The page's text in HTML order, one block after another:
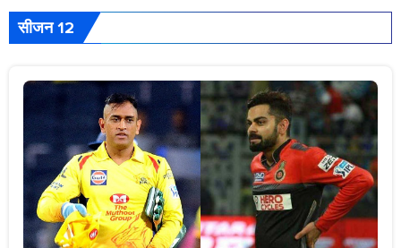
सीजन 12